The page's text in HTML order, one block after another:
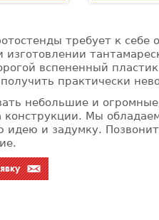
требует к себе
вспененный
практически
небольшие и
конструкции. Мы
и задумку.